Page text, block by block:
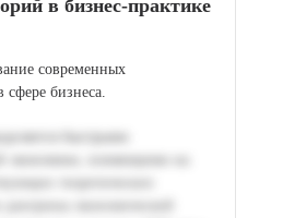
в бизнес-практике
современных
бизнеса.